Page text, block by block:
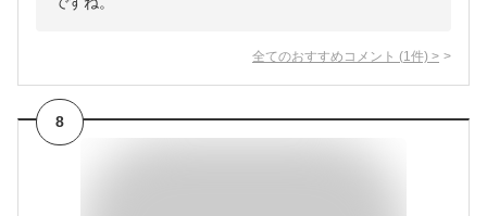
全てのおすすめコメント (1 件) >
8